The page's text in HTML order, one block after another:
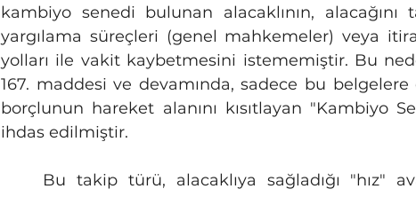
kambiyo senedi bulunan alacaklının,
yargılama süreçleri (genel mahkemeler) veya
yolları ile vakit kaybetmesini istememiştir. Bu
167. maddesi ve devamında, sadece bu belgelere
borçlunun hareket alanını kısıtlayan "Kambiyo
ihdas edilmiştir.